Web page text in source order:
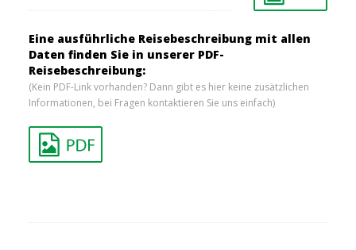
Eine ausführliche Reisebeschreibung mit allen
Daten finden Sie in unserer PDF-
Reisebeschreibung:
(Kein PDF-Link vorhanden? Dann gibt es hier keine zusätzlichen
Informationen, bei Fragen kontaktieren Sie uns einfach)